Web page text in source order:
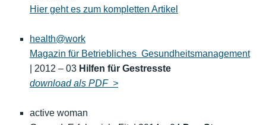
Hier geht es zum kompletten Artikel
health@work
Magazin für Betriebliches Gesundheitsmanagement
| 2012 – 03 Hilfen für Gestresste
download als PDF >
active woman